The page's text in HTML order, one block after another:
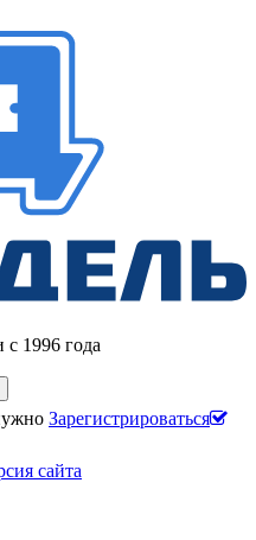
1996 года
Зарегистрироваться
сайта